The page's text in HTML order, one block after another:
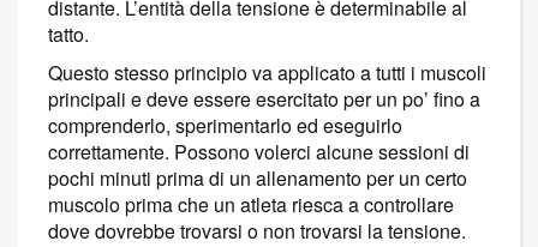
distante. L’entità della tensione è determinabile al
tatto.
Questo stesso principio va applicato a tutti i muscoli
principali e deve essere esercitato per un po’ fino a
comprenderlo, sperimentarlo ed eseguirlo
correttamente. Possono volerci alcune sessioni di
pochi minuti prima di un allenamento per un certo
muscolo prima che un atleta riesca a controllare
dove dovrebbe trovarsi o non trovarsi la tensione.